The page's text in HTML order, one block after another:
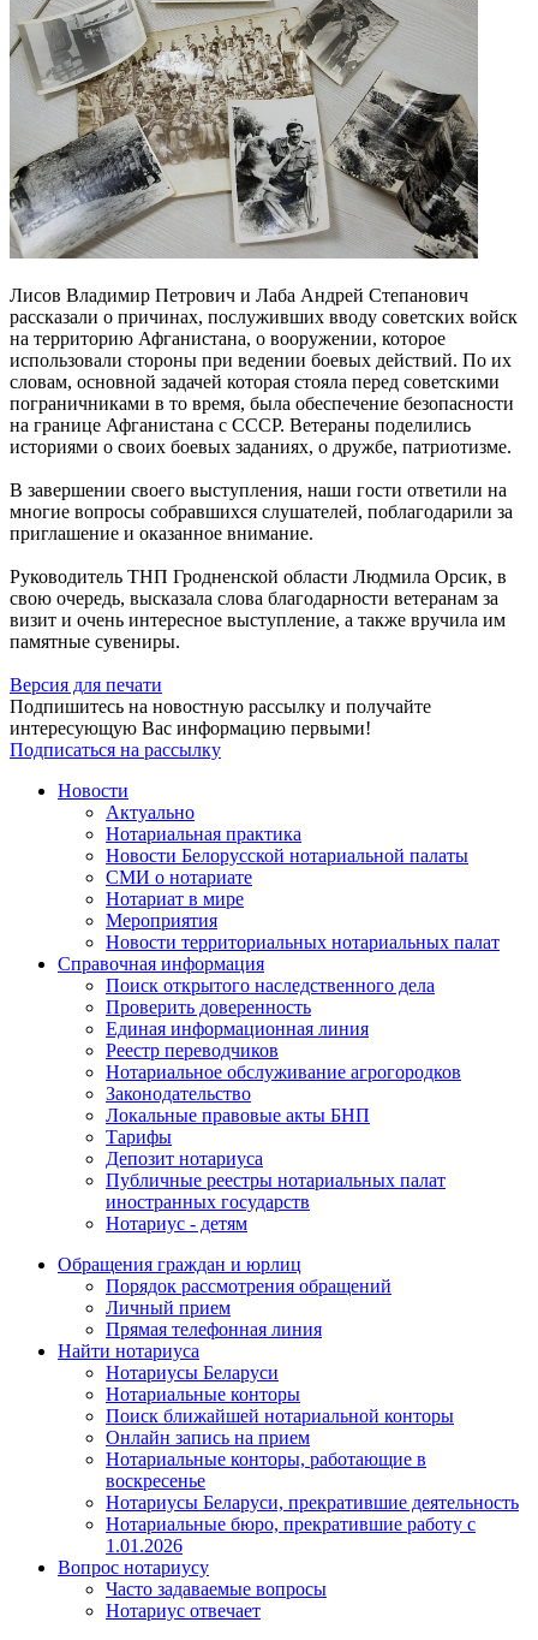
Лисов Владимир Петрович и Лаба Андрей Степанович
рассказали о причинах, послуживших вводу советских войск
на территорию Афганистана, о вооружении, которое
использовали стороны при ведении боевых действий. По их
словам, основной задачей которая стояла перед советскими
пограничниками в то время, была обеспечение безопасности
на границе Афганистана с СССР. Ветераны поделились
историями о своих боевых заданиях, о дружбе, патриотизме.
В завершении своего выступления, наши гости ответили на
многие вопросы собравшихся слушателей, поблагодарили за
приглашение и оказанное внимание.
Руководитель ТНП Гродненской области Людмила Орсик, в
свою очередь, высказала слова благодарности ветеранам за
визит и очень интересное выступление, а также вручила им
памятные сувениры.
Версия для печати
Подпишитесь на новостную рассылку и получайте
интересующую Вас информацию первыми!
Подписаться на рассылку
Новости
Актуально
Нотариальная практика
Новости Белорусской нотариальной палаты
СМИ о нотариате
Нотариат в мире
Мероприятия
Новости территориальных нотариальных палат
Справочная информация
Поиск открытого наследственного дела
Проверить доверенность
Единая информационная линия
Реестр переводчиков
Нотариальное обслуживание агрогородков
Законодательство
Локальные правовые акты БНП
Тарифы
Депозит нотариуса
Публичные реестры нотариальных палат
иностранных государств
Нотариус - детям
Обращения граждан и юрлиц
Порядок рассмотрения обращений
Личный прием
Прямая телефонная линия
Найти нотариуса
Нотариусы Беларуси
Нотариальные конторы
Поиск ближайшей нотариальной конторы
Онлайн запись на прием
Нотариальные конторы, работающие в
воскресенье
Нотариусы Беларуси, прекратившие деятельность
Нотариальные бюро, прекратившие работу с
1.01.2026
Вопрос нотариусу
Часто задаваемые вопросы
Нотариус отвечает